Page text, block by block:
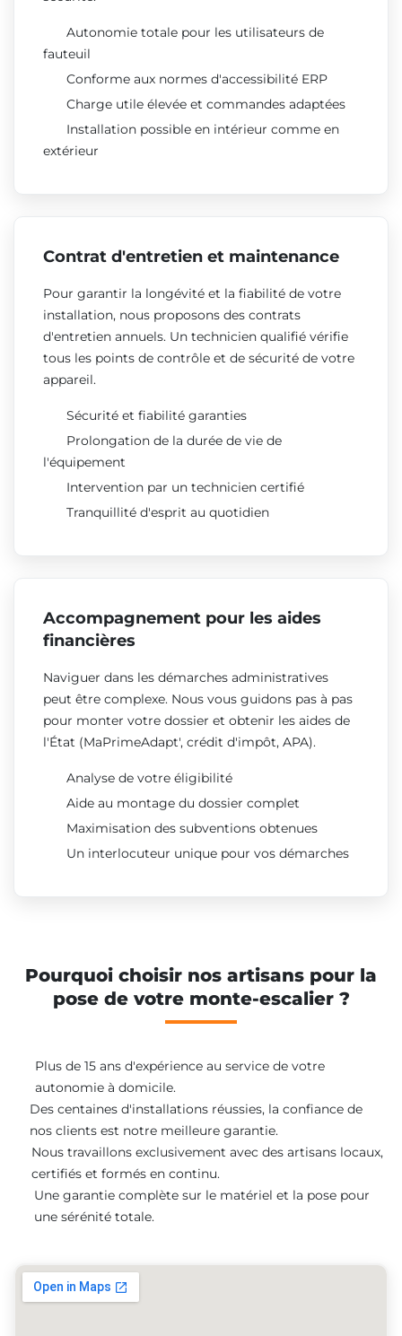
Autonomie totale pour les utilisateurs de
fauteuil
Conforme aux normes d'accessibilité ERP
Charge utile élevée et commandes adaptées
Installation possible en intérieur comme en
extérieur
Contrat d'entretien et maintenance
Pour garantir la longévité et la fiabilité de votre
installation, nous proposons des contrats
d'entretien annuels. Un technicien qualifié vérifie
tous les points de contrôle et de sécurité de votre
appareil.
Sécurité et fiabilité garanties
Prolongation de la durée de vie de
l'équipement
Intervention par un technicien certifié
Tranquillité d'esprit au quotidien
Accompagnement pour les aides
financières
Naviguer dans les démarches administratives
peut être complexe. Nous vous guidons pas à pas
pour monter votre dossier et obtenir les aides de
l'État (MaPrimeAdapt', crédit d'impôt, APA).
Analyse de votre éligibilité
Aide au montage du dossier complet
Maximisation des subventions obtenues
Un interlocuteur unique pour vos démarches
Pourquoi choisir nos artisans pour la
pose de votre monte-escalier ?
Plus de 15 ans d'expérience au service de votre
autonomie à domicile.
Des centaines d'installations réussies, la confiance de
nos clients est notre meilleure garantie.
Nous travaillons exclusivement avec des artisans locaux,
certifiés et formés en continu.
Une garantie complète sur le matériel et la pose pour
une sérénité totale.